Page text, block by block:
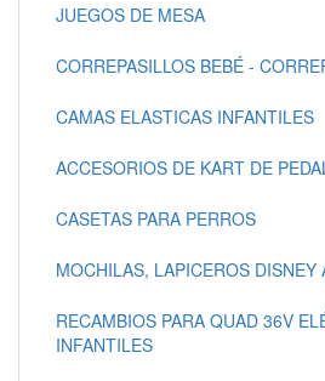
JUEGOS DE MESA
CORREPASILLOS BEBÉ -
CAMAS ELASTICAS INFANTILES
ACCESORIOS DE KART DE
CASETAS PARA PERROS
MOCHILAS, LAPICEROS DISNEY
RECAMBIOS PARA QUAD 36V
INFANTILES